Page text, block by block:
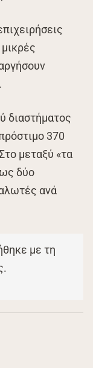
διαστήματος
370
μεταξύ «τα
δύο
ανά
με τη